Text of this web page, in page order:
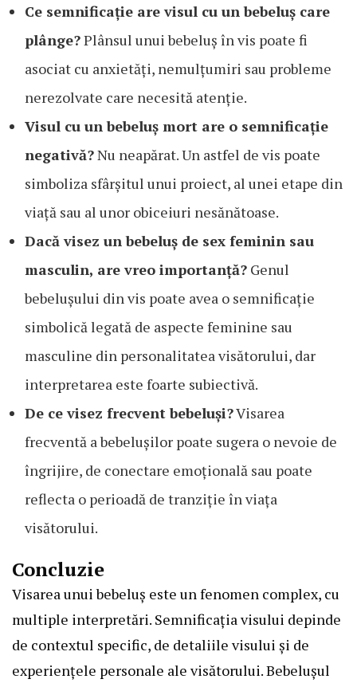
Ce semnificație are visul cu un bebeluș care
plânge?Plânsul unui bebeluș în vis poate fi
asociat cu anxietăți, nemulțumiri sau probleme
nerezolvate care necesită atenție.
Visul cu un bebeluș mort are o semnificație
negativă?Nu neapărat. Un astfel de vis poate
simboliza sfârșitul unui proiect, al unei etape din
viață sau al unor obiceiuri nesănătoase.
Dacă visez un bebeluș de sex feminin sau
masculin, are vreo importanță? Genul
bebelușului din vis poate avea o semnificație
simbolică legată de aspecte feminine sau
masculine din personalitatea visătorului, dar
interpretarea este foarte subiectivă.
De ce visez frecvent bebeluși?Visarea
frecventă a bebelușilor poate sugera o nevoie de
îngrijire, de conectare emoțională sau poate
reflecta o perioadă de tranziție în viața
visătorului.
Concluzie
Visarea unui bebeluș este un fenomen complex, cu
multiple interpretări. Semnificația visului depinde
de contextul specific, de detaliile visului și de
experiențele personale ale visătorului. Bebeluşul